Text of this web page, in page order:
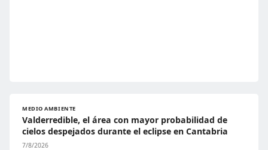
MEDIO AMBIENTE
Valderredible, el área con mayor probabilidad de
cielos despejados durante el eclipse en Cantabria
7/8/2026